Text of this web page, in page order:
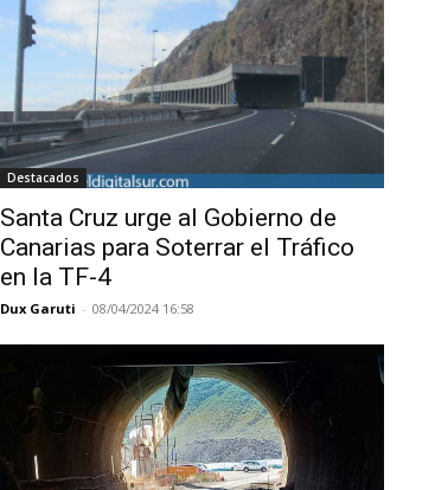
Destacados
Santa Cruz urge al Gobierno de
Canarias para Soterrar el Tráfico
en la TF-4
Dux Garuti - 08/04/2024 16:58